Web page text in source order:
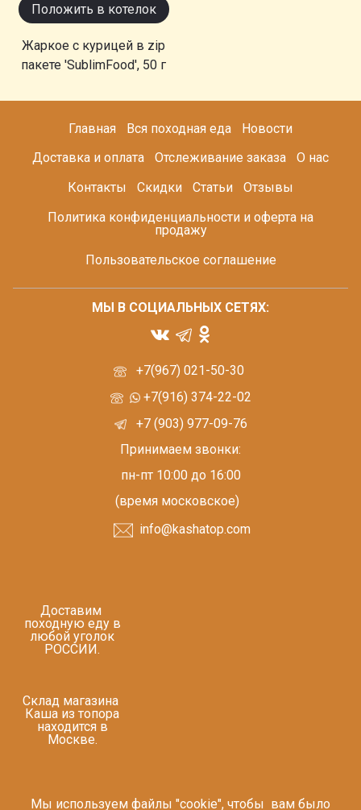
Положить в котелок
Жаркое с курицей в zip
пакете 'SublimFood', 50 г
Главная Вся походная еда
Новости
Доставка и оплата
Отслеживание заказа
О нас
Контакты
Скидки Статьи
Отзывы
Политика конфиденциальности и оферта на
продажу
Пользовательское соглашение
+7(967) 021-50-30
+7(916) 374-22-02
+7 (903) 977-09-76
Принимаем звонки:
пн-пт 10:00 до 16:00
(время московское)
info@kashatop.com
Доставим
походную еду в
любой уголок
РОССИИ.
Склад магазина
Каша из топора
находится в
Москве.
МЫ В СОЦИАЛЬНЫХ СЕТЯХ:
Мы используем файлы "cookie", чтобы вам было